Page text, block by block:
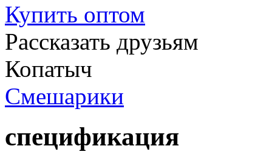
Купить оптом
Рассказать друзьям
Копатыч
Смешарики
спецификация